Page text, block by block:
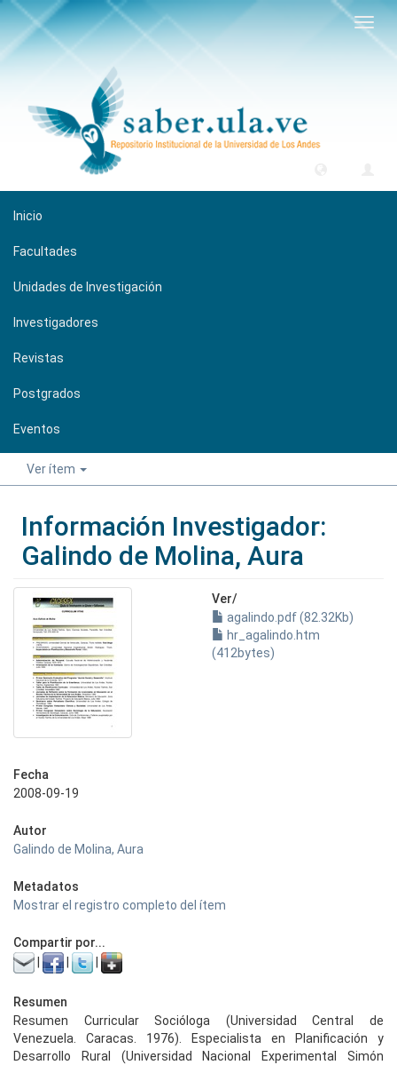
Inicio
Facultades
Unidades de Investigación
Investigadores
Revistas
Postgrados
Eventos
Ver ítem
Información Investigador:
Galindo de Molina, Aura
Ver/
agalindo.pdf (82.32Kb)
hr_agalindo.htm
(412bytes)
Fecha
2008-09-19
Autor
Galindo de Molina, Aura
Metadatos
Mostrar el registro completo del ítem
Compartir por...
Resumen
Resumen Curricular Socióloga (Universidad Central de
Venezuela. Caracas. 1976). Especialista en Planificación y
Desarrollo Rural (Universidad Nacional Experimental Simón